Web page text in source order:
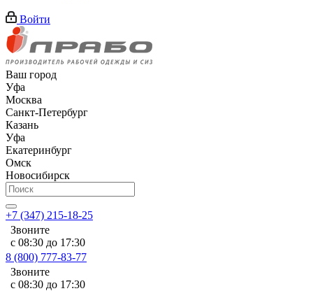
Войти
Ваш город
Уфа
Москва
Санкт-Петербург
Казань
Уфа
Екатеринбург
Омск
Новосибирск
+7 (347) 215-18-25
Звоните
с 08:30 до 17:30
8 (800) 777-83-77
Звоните
с 08:30 до 17:30